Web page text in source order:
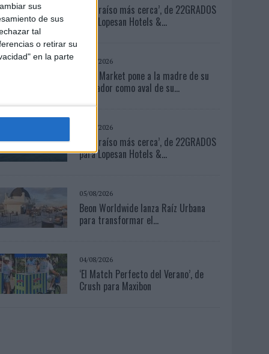
sus
de sus
tal
o retirar su
en la parte
‘El Paraíso más cerca’, de 22GRADOS
para Lopesan Hotels &...
03/08/2026
Back Market pone a la madre de su
fundador como aval de su...
04/08/2026
‘El Paraíso más cerca’, de 22GRADOS
para Lopesan Hotels &...
05/08/2026
Beon Worldwide lanza Raíz Urbana
para transformar el...
04/08/2026
‘El Match Perfecto del Verano’, de
Crush para Maxibon